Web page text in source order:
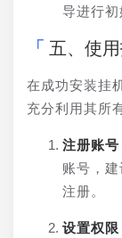
导进行初
五、使
在成功安装挂
充分利用其所
注册账号
账号，
注册。
设置权限